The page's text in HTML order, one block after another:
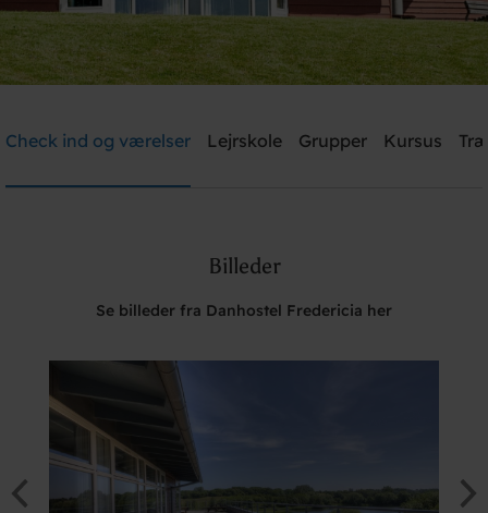
Brug for hjælp? Ring+45 7592 1287
Check ind og værelser Lejrskole Grupper Kursus
Billeder
Se billeder fra Danhostel Fredericia her